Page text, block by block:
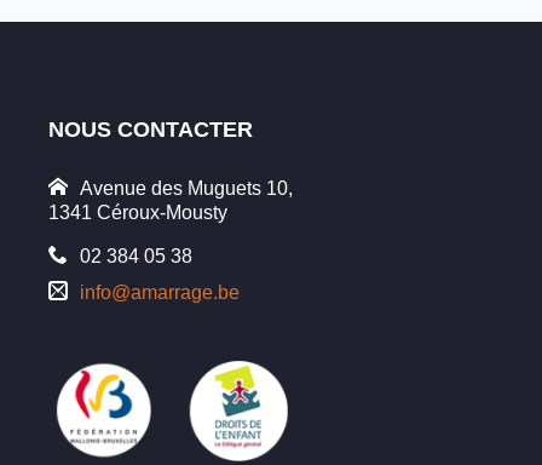
NOUS CONTACTER
Avenue des Muguets 10,
1341 Céroux-Mousty
02 384 05 38
info@amarrage.be